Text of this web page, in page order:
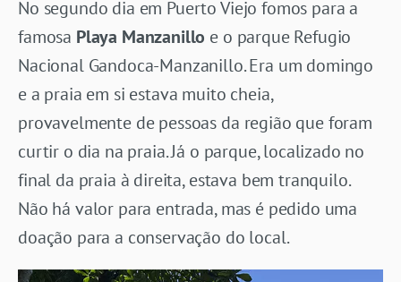
No segundo dia em Puerto Viejo fomos para a
famosa Playa Manzanillo e o parque Refugio
Nacional Gandoca-Manzanillo. Era um domingo
e a praia em si estava muito cheia,
provavelmente de pessoas da região que foram
curtir o dia na praia. Já o parque, localizado no
final da praia à direita, estava bem tranquilo.
Não há valor para entrada, mas é pedido uma
doação para a conservação do local.